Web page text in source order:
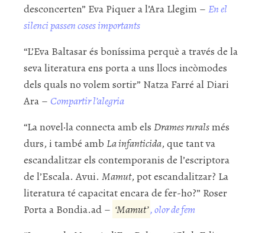
desconcerten” Eva Piquer a l’Ara Llegim – En el
silenci passen coses importants
“L’Eva Baltasar és boníssima perquè a través de la
seva literatura ens porta a uns llocs incòmodes
dels quals no volem sortir” Natza Farré al Diari
Ara – Compartir l’alegria
“La novel·la connecta amb els Drames ruralsmés
durs, i també amb La infanticida, que tant va
escandalitzar els contemporanis de l’escriptora
de l’Escala. Avui. Mamut, pot escandalitzar? La
literatura té capacitat encara de fer-ho?” Roser
Porta a Bondia.ad – ‘Mamut’, olor de fem